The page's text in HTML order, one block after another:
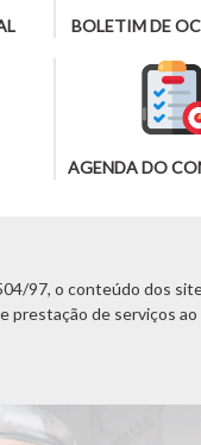
BOLETIM DE
AGENDA DO
97, o conteúdo dos
de serviços